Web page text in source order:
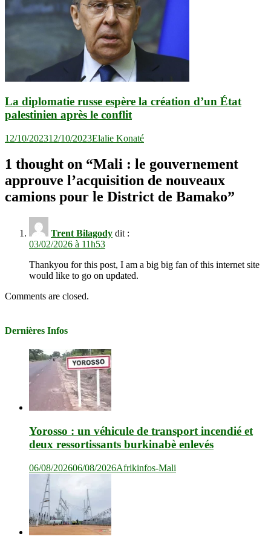
La diplomatie russe espère la création d’un État
palestinien après le conflit
12/10/202312/10/2023Elalie Konaté
1 thought on “Mali : le gouvernement
approuve l’acquisition de nouveaux
camions pour le District de Bamako”
Trent Bilagody dit :
03/02/2026 à 11h53
Thankyou for this post, I am a big big fan of this internet site
would like to go on updated.
Comments are closed.
Dernières Infos
Yorosso : un véhicule de transport incendié et
deux ressortissants burkinabè enlevés
06/08/202606/08/2026Afrikinfos-Mali